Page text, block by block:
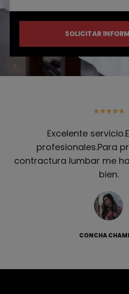
SOLICITAR
★★★★★
Excelente
profesionales.Para
contractura lumbar me
bien.
CONCHA